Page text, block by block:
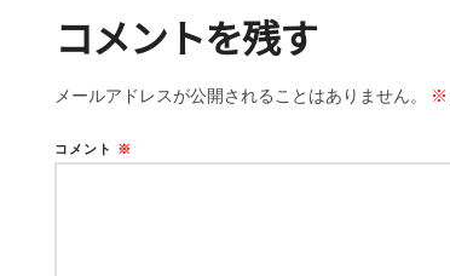
コメントを残す
メールアドレスが公開されることはありません。 ※
コメント ※